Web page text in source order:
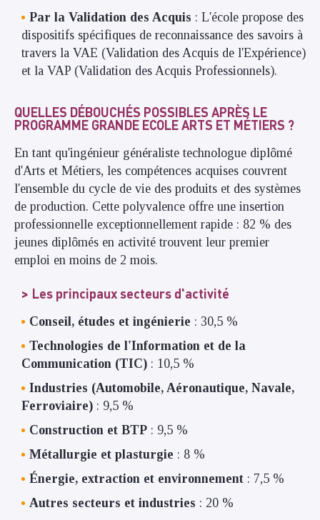
Par la Validation des Acquis : L'école propose des
dispositifs spécifiques de reconnaissance des savoirs à
travers la VAE (Validation des Acquis de l'Expérience)
et la VAP (Validation des Acquis Professionnels).
QUELLES DÉBOUCHÉS POSSIBLES APRÈS LE
PROGRAMME GRANDE ECOLE ARTS ET MÉTIERS ?
En tant qu'ingénieur généraliste technologue diplômé
d'Arts et Métiers, les compétences acquises couvrent
l'ensemble du cycle de vie des produits et des systèmes
de production. Cette polyvalence offre une insertion
professionnelle exceptionnellement rapide : 82 % des
jeunes diplômés en activité trouvent leur premier
emploi en moins de 2 mois.
Les principaux secteurs d'activité
Conseil, études et ingénierie : 30,5 %
Technologies de l'Information et de la
Communication (TIC) : 10,5 %
Industries (Automobile, Aéronautique, Navale,
Ferroviaire) : 9,5 %
Construction et BTP : 9,5 %
Métallurgie et plasturgie : 8 %
Énergie, extraction et environnement : 7,5 %
Autres secteurs et industries : 20 %